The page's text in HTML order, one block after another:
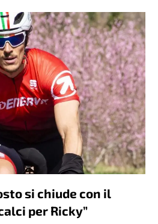
si chiude con il
per Ricky”